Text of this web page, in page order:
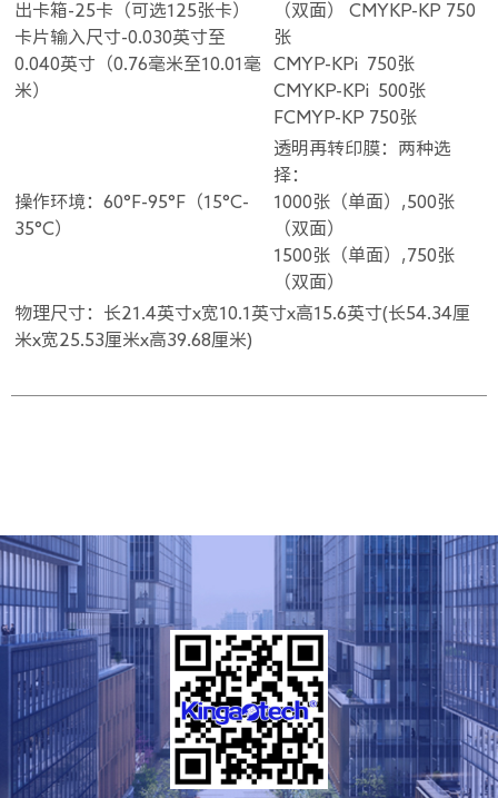
出卡箱-25卡（可选125张卡）
卡片输入尺寸-0.030英寸至
0.040英寸（0.76毫米至10.01毫
米）
（双面） CMYKP-KP 750
张
CMYP-KPi 750张
CMYKP-KPi 500张
FCMYP-KP 750张
操作环境：60°F-95°F（15°C-
35°C）
透明再转印膜：两种选
择：
1000张（单面）,500张
（双面）
1500张（单面）,750张
（双面）
物理尺寸：长21.4英寸x宽10.1英寸x高15.6英寸(长54.34厘
米x宽25.53厘米x高39.68厘米)